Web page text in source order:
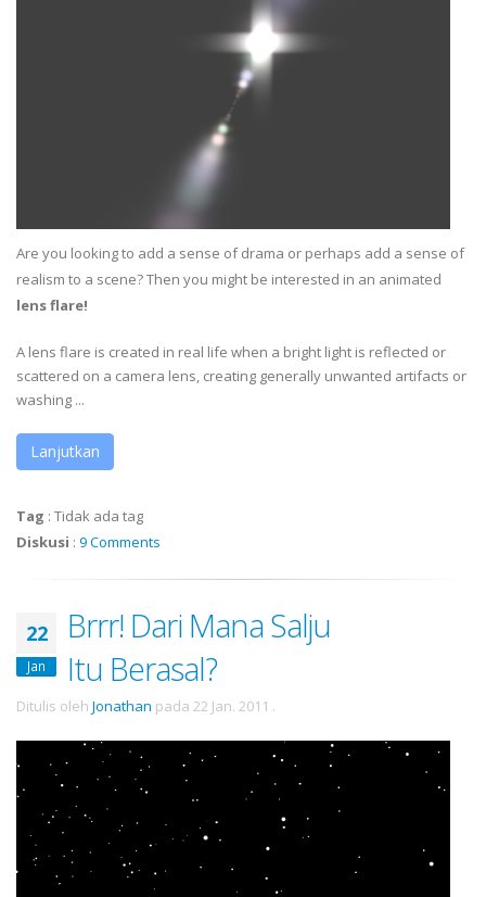
Are you looking to add a sense of drama or perhaps add a sense of
realism to a scene? Then you might be interested in an animated
lens flare!
A lens flare is created in real life when a bright light is reflected or
scattered on a camera lens, creating generally unwanted artifacts or
washing ...
Lanjutkan
Tag : Tidak ada tag
Diskusi : 9 Comments
22
Jan
Brrr! Dari Mana Salju
Itu Berasal?
Ditulis oleh Jonathan pada 22 Jan. 2011 .